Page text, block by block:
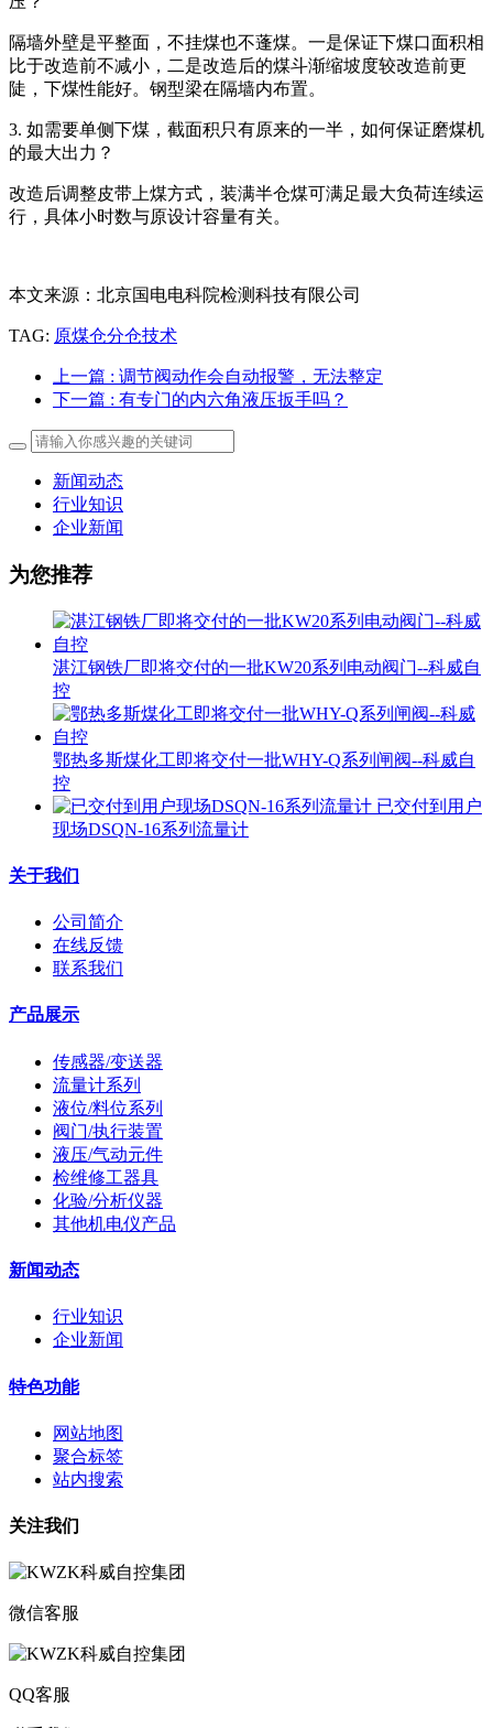
隔墙外壁是平整面，不挂煤也不蓬煤。一是保证下煤口面积相
比于改造前不减小，二是改造后的煤斗渐缩坡度较改造前更
陡，下煤性能好。钢型梁在隔墙内布置。
3. 如需要单侧下煤，截面积只有原来的一半，如何保证磨煤机
的最大出力？
改造后调整皮带上煤方式，装满半仓煤可满足最大负荷连续运
行，具体小时数与原设计容量有关。
本文来源：北京国电电科院检测科技有限公司
TAG: 原煤仓分仓技术
上一篇 : 调节阀动作会自动报警，无法整定
下一篇 : 有专门的内六角液压扳手吗？
新闻动态
行业知识
企业新闻
为您推荐
湛江钢铁厂即将交付的一批KW20系列电动阀门--科威自
控
鄂热多斯煤化工即将交付一批WHY-Q系列闸阀--科威自
控
已交付到用户
现场DSQN-16系列流量计
关于我们
公司简介
在线反馈
联系我们
产品展示
传感器/变送器
流量计系列
液位/料位系列
阀门/执行装置
液压/气动元件
检维修工器具
化验/分析仪器
其他机电仪产品
新闻动态
行业知识
企业新闻
特色功能
网站地图
聚合标签
站内搜索
关注我们
微信客服
QQ客服